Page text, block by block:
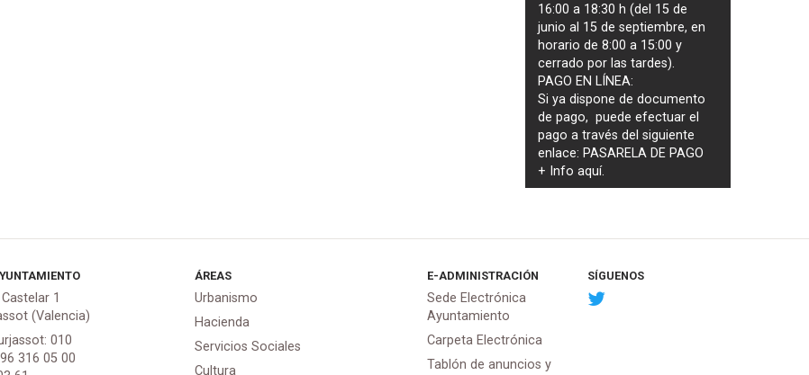
16:00 a 18:30 h (del 15 de
junio al 15 de septiembre, en
horario de 8:00 a 15:00 y
cerrado por las tardes).
PAGO EN LÍNEA:
Si ya dispone de documento
de pago, puede efectuar el
pago a través del siguiente
enlace: PASARELA DE PAGO
+ Infoaquí.
1
(Valencia)
010
316 05 00
ÁREAS
Urbanismo
Hacienda
Servicios Sociales
Cultura
E-ADMINISTRACIÓN
Sede Electrónica
Ayuntamiento
Carpeta Electrónica
Tablón de anuncios y
SÍGUENOS